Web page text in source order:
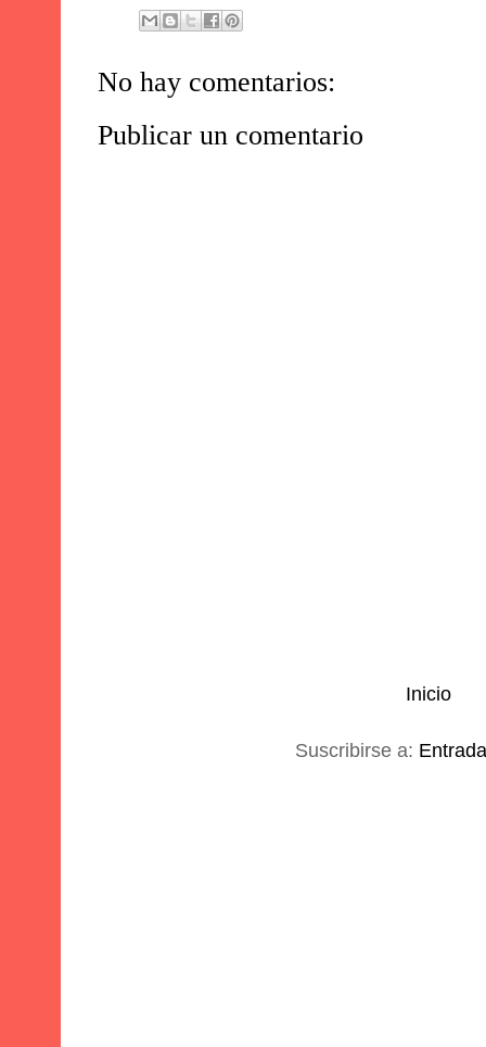
No hay comentarios:
Publicar un comentario
Inicio
Suscribirse a: